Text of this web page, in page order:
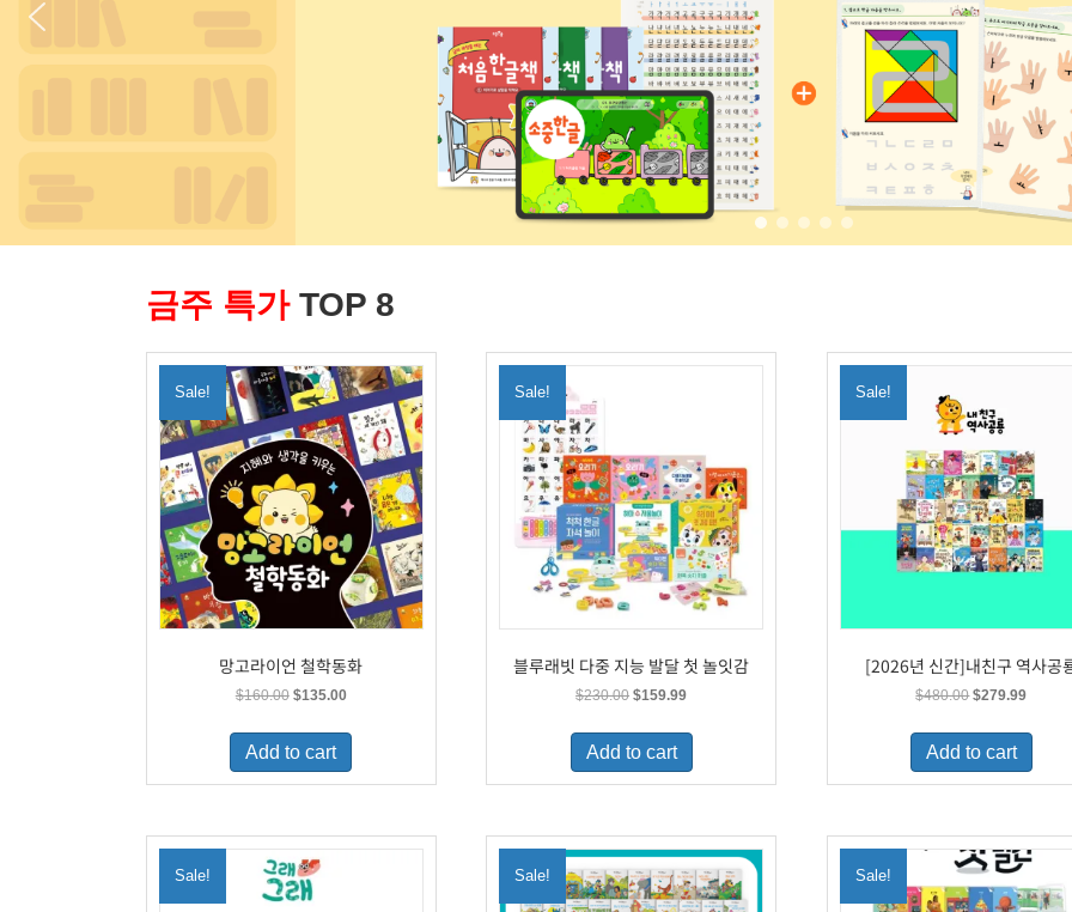
금주 특가 TOP 8
Sale!
망고라이언 철학동화
$160.00 Original
was:
$160.00.
$135.00Current
is:
Add to cart
Sale!
블루래빗 다중 지능 발달 첫 놀잇감
$230.00 Original
was:
$230.00.
$159.99Current
is:
Add to cart
Sale!
[2026년 신간]내친구 역사공
$480.00Original
was:
$480.00.
$279.99Current
is:
Add to cart
Sale! Sale! Sale!